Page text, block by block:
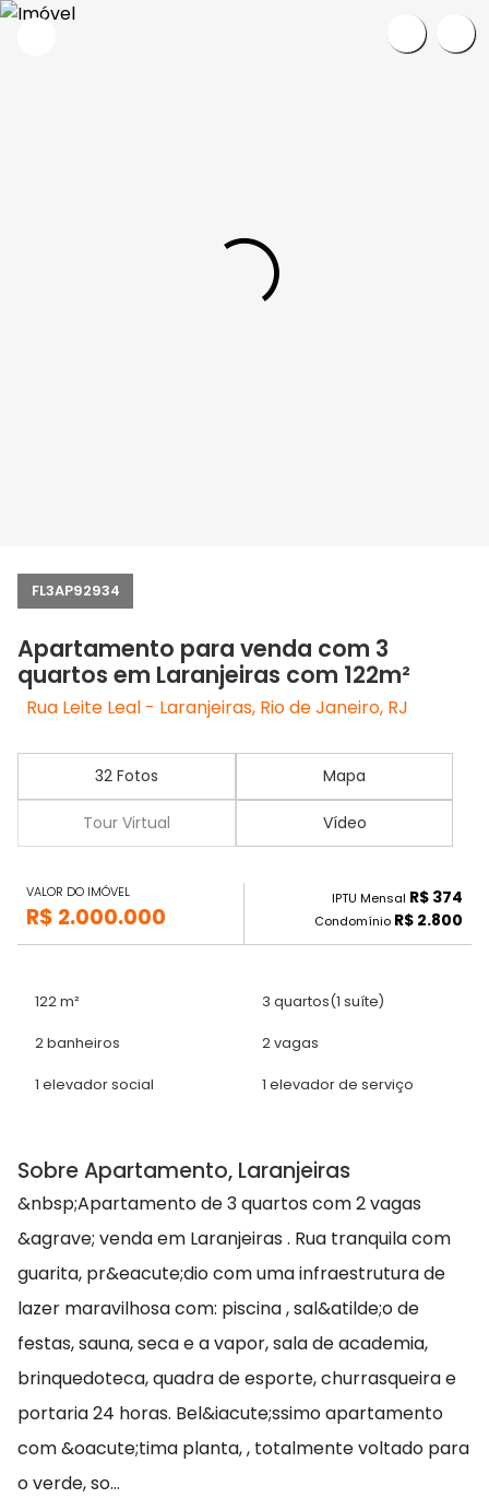
FL3AP92934
Apartamento para venda com 3
quartos em Laranjeiras com 122m²
Rua Leite Leal - Laranjeiras, Rio de Janeiro, RJ
32 Fotos Mapa
Tour Virtual Vídeo
VALOR DO IMÓVEL
R$ 2.000.000
IPTU Mensal R$ 374
Condomínio R$ 2.800
122 m² 3 quartos(1 suíte)
2 banheiros 2 vagas
1 elevador social 1 elevador de serviço
Sobre Apartamento, Laranjeiras
&nbsp;Apartamento de 3 quartos com 2 vagas
&agrave; venda em Laranjeiras . Rua tranquila com
guarita, pr&eacute;dio com uma infraestrutura de
lazer maravilhosa com: piscina , sal&atilde;o de
festas, sauna, seca e a vapor, sala de academia,
brinquedoteca, quadra de esporte, churrasqueira e
portaria 24 horas. Bel&iacute;ssimo apartamento
com &oacute;tima planta, , totalmente voltado para
o verde, so...